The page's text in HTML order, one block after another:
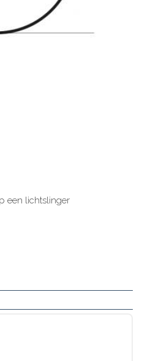
een lichtslinger